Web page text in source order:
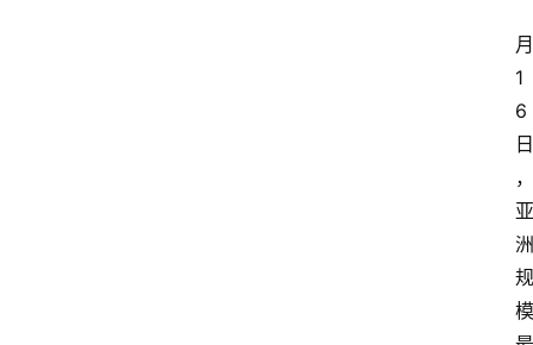
月
1
6
日
，
亚
洲
规
模